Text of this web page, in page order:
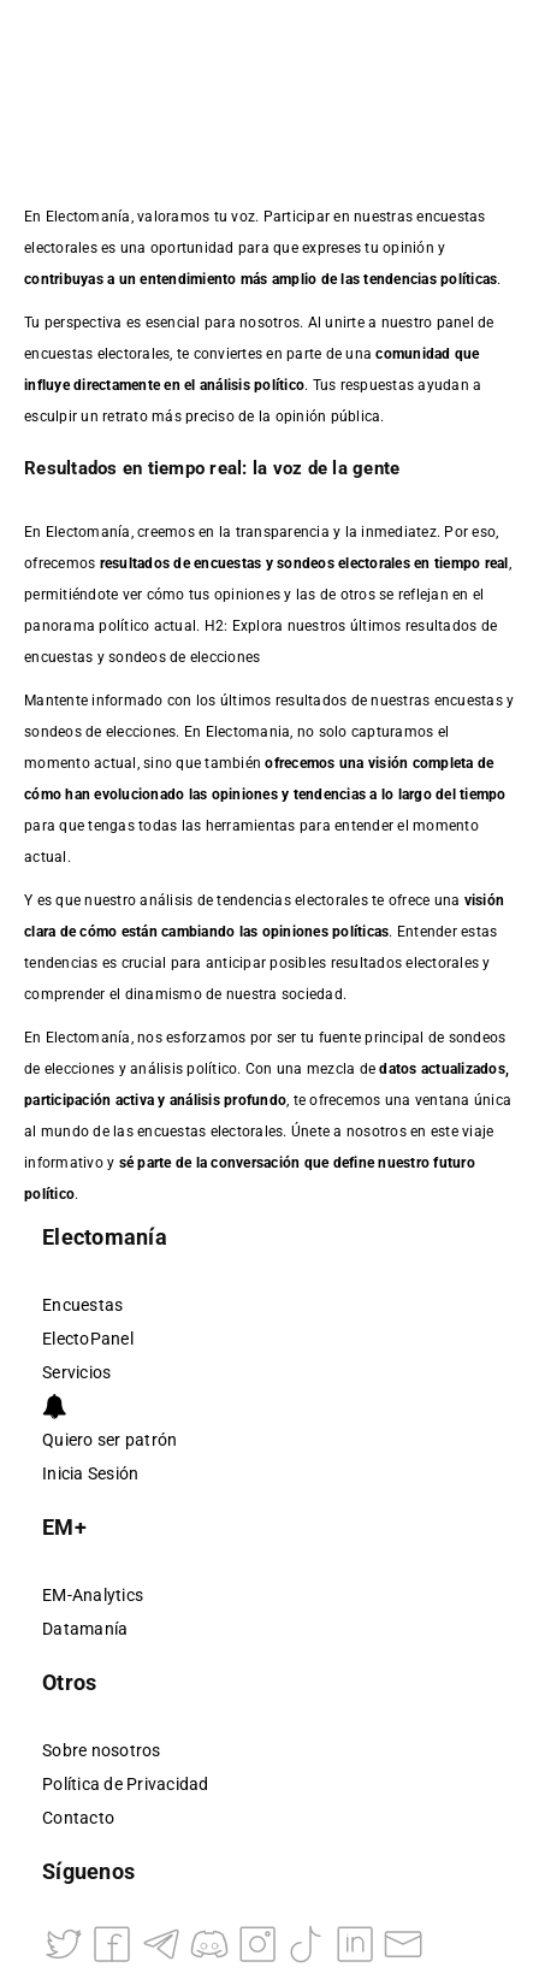
En Electomanía, valoramos tu voz. Participar en nuestras encuestas
electorales es una oportunidad para que expreses tu opinión y
contribuyas a un entendimiento más amplio de las tendencias políticas.
Tu perspectiva es esencial para nosotros. Al unirte a nuestro panel de
encuestas electorales, te conviertes en parte de unacomunidad que
influye directamente en el análisis político. Tus respuestas ayudan a
esculpir un retrato más preciso de la opinión pública.
Resultados en tiempo real: la voz de la gente
En Electomanía, creemos en la transparencia y la inmediatez. Por eso,
ofrecemos resultados deencuestas y sondeos electorales en tiempo real
permitiéndote ver cómo tus opiniones y las de otros se reflejan en el
panorama político actual. H2: Explora nuestros últimos resultados de
encuestas y sondeos de elecciones
Mantente informado con los últimos resultados de nuestras encuestasy
sondeos de elecciones. En Electomania, no solo capturamos el
momento actual, sino que tambiénofrecemos una visión completa de
cómo han evolucionado las opiniones y tendencias a lo largo del tiempo
para que tengas todas las herramientas para entender el momento
actual.
Y es que nuestro análisis de tendencias electorales te ofrece una visión
clara de cómo están cambiando las opiniones políticas. Entender estas
tendencias es crucial para anticipar posibles resultados electorales y
comprender el dinamismo de nuestra sociedad.
En Electomanía, nos esforzamos por ser tu fuente principal de sondeos
de elecciones y análisis político. Con una mezcla dedatos actualizados,
participación activa y análisis profundo , te ofrecemos una ventana única
al mundo de las encuestas electorales. Únete a nosotros en este viaje
informativo y sé parte de la conversación que define nuestro futuro
político.
Electomanía
Encuestas
ElectoPanel
Servicios
Quiero ser patrón
Inicia Sesión
EM+
EM-Analytics
Datamanía
Otros
Sobre nosotros
Política de Privacidad
Contacto
Síguenos